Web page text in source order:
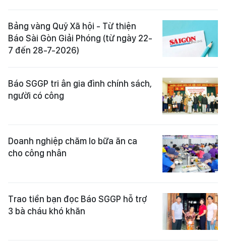
Bảng vàng Quỹ Xã hội - Từ thiện
Báo Sài Gòn Giải Phóng (từ ngày 22-
7 đến 28-7-2026)
Báo SGGP tri ân gia đình chính sách,
người có công
Doanh nghiệp chăm lo bữa ăn ca
cho công nhân
Trao tiền bạn đọc Báo SGGP hỗ trợ
3 bà cháu khó khăn